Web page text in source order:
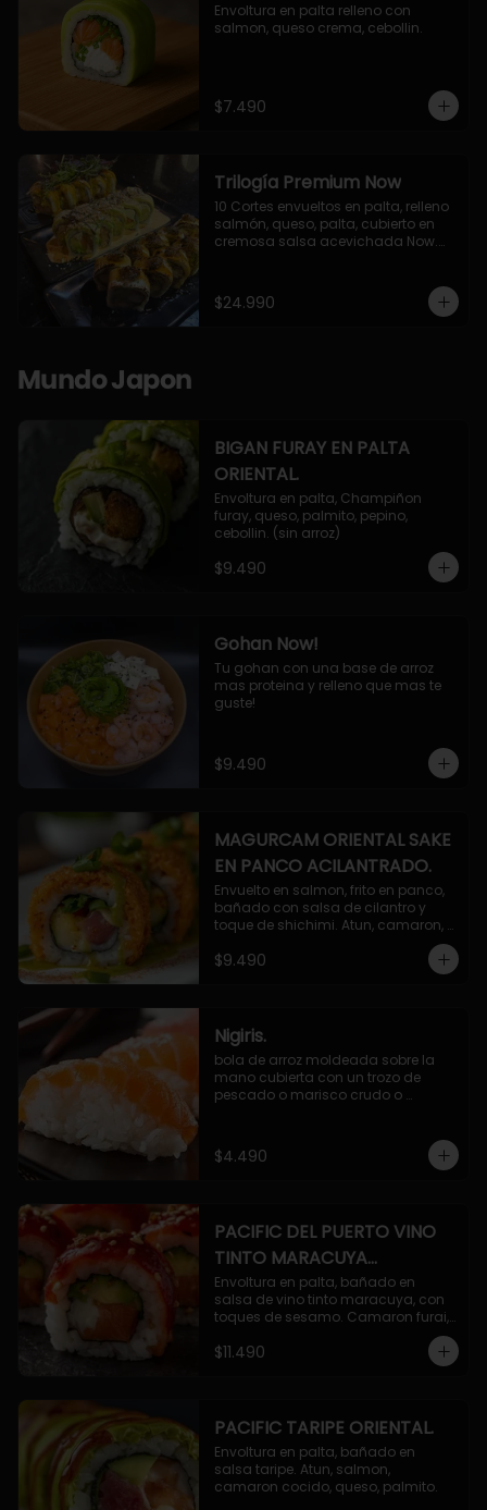
Envoltura en palta relleno con
salmon, queso crema, cebollin.
$7.490
Trilogía Premium Now
10 Cortes envueltos en palta, relleno
salmón, queso, palta, cubierto en
cremosa salsa acevichada Now.
palta, cubierto con topping de
chimichurri de la casa flambeado.
$24.990
Mundo Japon
BIGAN FURAY EN PALTA
ORIENTAL.
Envoltura en palta, Champiñon
furay, queso, palmito, pepino,
cebollin. (sin arroz)
$9.490
Gohan Now!
Tu gohan con una base de arroz
mas proteina y relleno que mas te
guste!
$9.490
MAGURCAM ORIENTAL SAKE
EN PANCO ACILANTRADO.
Envuelto en salmon, frito en panco,
bañado con salsa de cilantro y
toque de shichimi. Atun, camaron,
$9.490
Nigiris.
bola de arroz moldeada sobre la
mano cubierta con un trozo de
pescado o marisco crudo o
$4.490
PACIFIC DEL PUERTO VINO
TINTO MARACUYA
ORIENTAL.
Envoltura en palta, bañado en
salsa de vino tinto maracuya, con
toques de sesamo. Camaron furai,
$11.490
PACIFIC TARIPE ORIENTAL.
Envoltura en palta, bañado en
salsa taripe. Atun, salmon,
camaron cocido, queso, palmito.